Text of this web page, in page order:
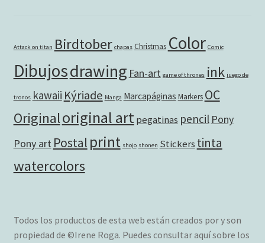
Attack on titan Birdtober chapas Christmas Color Comic
Dibujosdrawing Fan-art game of thrones ink juego de
tronos kawaii Kýriade Manga Marcapáginas Markers OC
Originaloriginal art pegatinas pencil Pony
Pony art Postal print shojo shonen Stickers tinta
watercolors
Todos los productos de esta web están creados por y son
propiedad de ©Irene Roga. Puedes consultar aquí sobre los